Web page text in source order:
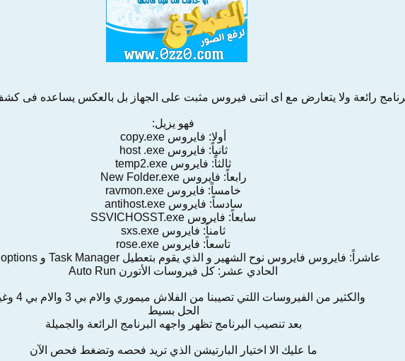
رائعة ولا يتعارض مع اى انتى فيروس مثبت على الجهاز بل بالعكس يساعده فى كشف
فهو يزيل:
أولا: فايروس copy.exe
ثانياً: فايروس host .exe
ثالثاً: فايروس temp2.exe
رابعاً: فايروس New Folder.exe
خامساً: فايروس ravmon.exe
سادساً: فايروس antihost.exe
سابعاً: فايروس SSVICHOSST.exe
ثامناً: فايروس sxs.exe
تاسعاً: فايروس rose.exe
عاشراً: فايروس فايروس نوح الشهير و الذي يقوم بتعطيل Task Manager و Folder options
الحادي عشر: كل فيروسات الأتورن Auto Run
والكثير من الفيروسات اللتي تصيبنا من الفلاش ميموري والام بي 3 والام بي 4 وغيره .
الحل بسيط
بعد تنصيب البرنامج تظهر واجهه البرنامج الرائعة والجميلة
ما عليك الا اختيار البارتيشن الذي تريد فحصه وتضغط فحص الآن